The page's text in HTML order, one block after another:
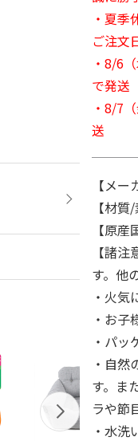
・夏季
ご注文
・8/6
で発送
・8/7
送
【メ
【材
【原
【諸
す。他
・火気
・お子
・パッ
・自
す。ま
ラや節
・水